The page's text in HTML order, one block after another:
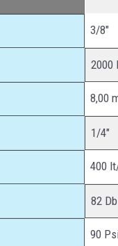
3/8″
2000
8,00
1/4″
400
82 Db
90